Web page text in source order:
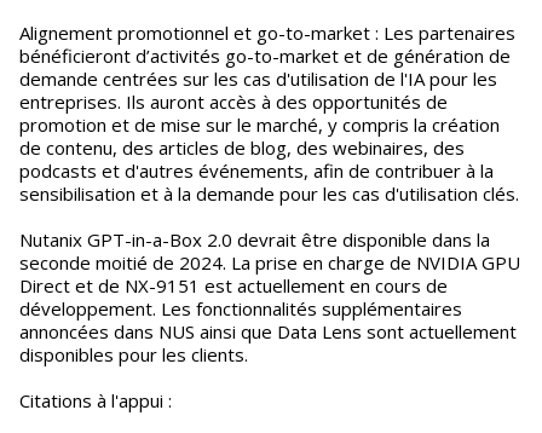
Alignement promotionnel et go-to-market : Les partenaires
bénéficieront d’activités go-to-market et de génération de
demande centrées sur les cas d'utilisation de l'IA pour les
entreprises. Ils auront accès à des opportunités de
promotion et de mise sur le marché, y compris la création
de contenu, des articles de blog, des webinaires, des
podcasts et d'autres événements, afin de contribuer à la
sensibilisation et à la demande pour les cas d'utilisation clés.
Nutanix GPT-in-a-Box 2.0 devrait être disponible dans la
seconde moitié de 2024. La prise en charge de NVIDIA GPU
Direct et de NX-9151 est actuellement en cours de
développement. Les fonctionnalités supplémentaires
annoncées dans NUS ainsi que Data Lens sont actuellement
disponibles pour les clients.
Citations à l'appui :